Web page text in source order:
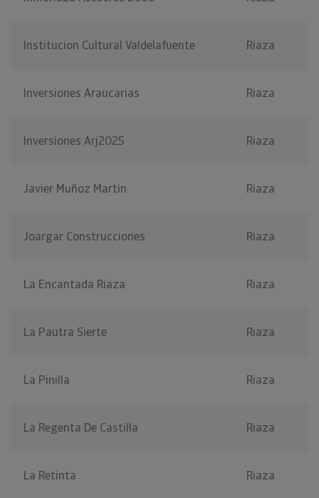
Institucion Cultural Valdelafuente Riaza
Inversiones Araucarias Riaza
Inversiones Arj2025 Riaza
Javier Muñoz Martin Riaza
Joargar Construcciones Riaza
La Encantada Riaza Riaza
La Pautra Sierte Riaza
La Pinilla Riaza
La Regenta De Castilla Riaza
La Retinta Riaza